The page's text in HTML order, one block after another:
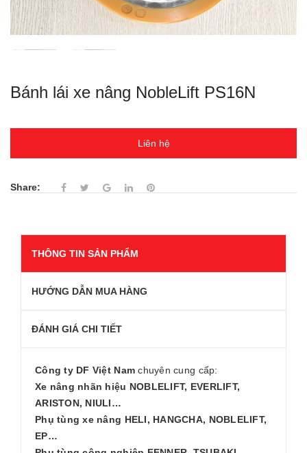
Bánh lái xe nâng NobleLift PS16N
Liên hệ
Share:
THÔNG TIN SẢN PHẨM
HƯỚNG DẪN MUA HÀNG
ĐÁNH GIÁ CHI TIẾT
Công ty DF Việt Nam chuyên cung cấp:
Xe nâng nhãn hiệu NOBLELIFT, EVERLIFT,
ARISTON, NIULI…
Phụ tùng xe nâng HELI, HANGCHA, NOBLELIFT,
EP…